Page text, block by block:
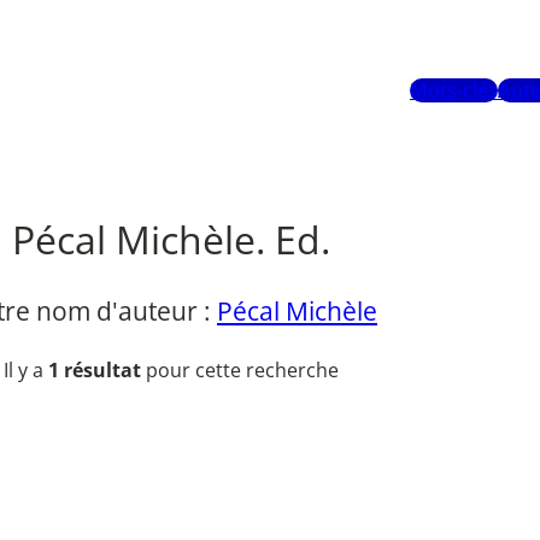
Mots-clés
Pécal Michèle. Ed.
nom d'auteur : Pécal Michèle
Il y a 1 résultat pour cette recherche